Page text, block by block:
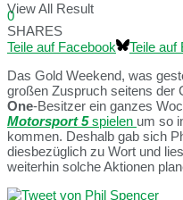
View All Result
0
SHARES
Teile auf Facebook
Teile auf
Das Gold Weekend, was
großen Zuspruch seitens der
One-Besitzer ein ganzes
Motorsport 5 spielen um so
kommen. Deshalb gab sich
diesbezüglich zu Wort und
weiterhin solche Aktionen